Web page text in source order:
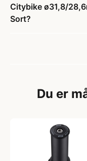
Citybike ø31,8/
Sort?
Du er